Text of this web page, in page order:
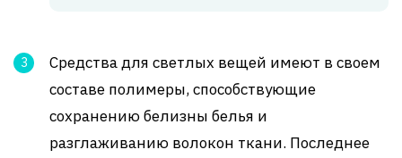
Средства для светлых вещей имеют в своем
составе полимеры, способствующие
сохранению белизны белья и
разглаживанию волокон ткани. Последнее